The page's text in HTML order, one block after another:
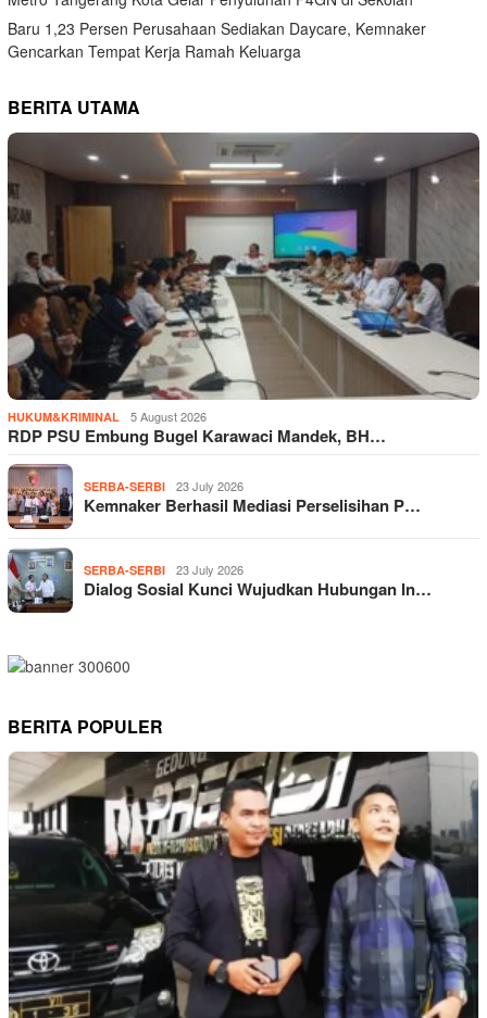
Baru 1,23 Persen Perusahaan Sediakan Daycare, Kemnaker
Gencarkan Tempat Kerja Ramah Keluarga
BERITA UTAMA
HUKUM&KRIMINAL 5 August 2026
RDP PSU Embung Bugel Karawaci Mandek, BH…
SERBA-SERBI 23 July 2026
Kemnaker Berhasil Mediasi Perselisihan P…
SERBA-SERBI 23 July 2026
Dialog Sosial Kunci Wujudkan Hubungan In…
BERITA POPULER